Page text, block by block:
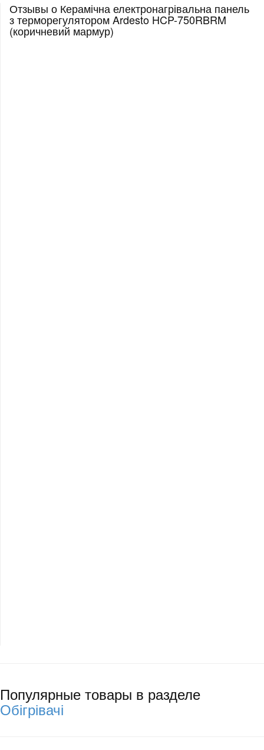
Отзывы о Керамічна електронагрівальна панель
з терморегулятором Ardesto HCP-750RBRM
(коричневий мармур)
Популярные товары в разделе
Обігрівачі